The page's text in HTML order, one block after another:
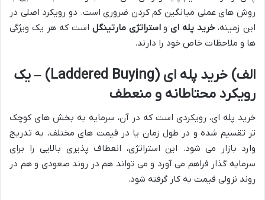
روش های عملی میانگین کم کردن ضروری است. دو رویکرد اصلی در
این زمینه، خرید پله ایواستراتژی مارتینگل است که هر یک ویژگی
ها و ملاحظات خاص خود را دارند.
الف) خرید پله ای (Laddered Buying) – یک
رویکرد محتاطانه و منعطف
خرید پله ای، رویکردی است که در آن، سرمایه به بخش های کوچک
تر تقسیم شده و در طول زمان یا در قیمت های مختلف، به تدریج
وارد بازار می شود. این استراتژی، انعطاف پذیری بالایی را برای
سرمایه گذار فراهم می آورد و می تواند هم در روند صعودی و هم در
روند نزولی قیمت به کار گرفته شود.